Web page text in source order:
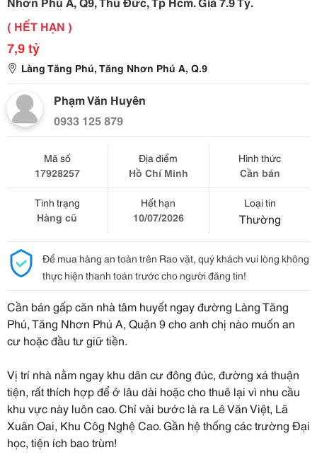
( HẾT HẠN )
7,9 tỷ
Làng Tăng Phú, Tăng Nhơn Phú A, Q.9
Phạm Văn Huyên
0933 125 879
Mã số
17928257
Địa điểm
Hồ Chí Minh
Hình thức
Cần bán
Tình trạng
Hàng cũ
Hết hạn
10/07/2026
Loại tin
Thường
Để mua hàng an toàn trên Rao vặt, quý khách vui lòng không
thực hiện thanh toán trước cho người đăng tin!
Cần bán gấp căn nhà tâm huyết ngay đường Làng Tăng
Phú, Tăng Nhơn Phú A, Quận 9 cho anh chị nào muốn an
cư hoặc đầu tư giữ tiền.
Vị trí nhà nằm ngay khu dân cư đông đúc, đường xá thuận
tiện, rất thích hợp để ở lâu dài hoặc cho thuê lại vì nhu cầu
khu vực này luôn cao. Chỉ vài bước là ra Lê Văn Việt, Lã
Xuân Oai, Khu Côg Nghệ Cao. Gần hệ thống các trường Đại
học, tiện ích bao trùm!